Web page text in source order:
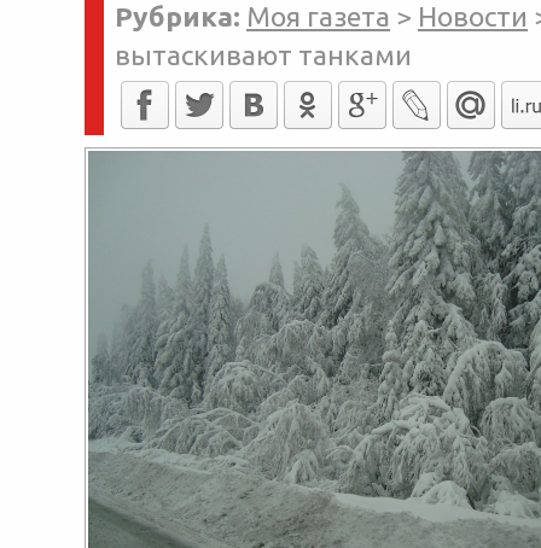
Рубрика: Моя газета > Новости
вытаскивают танками